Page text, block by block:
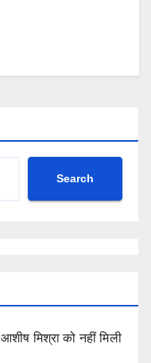
Search
मिश्रा को नहीं मिली